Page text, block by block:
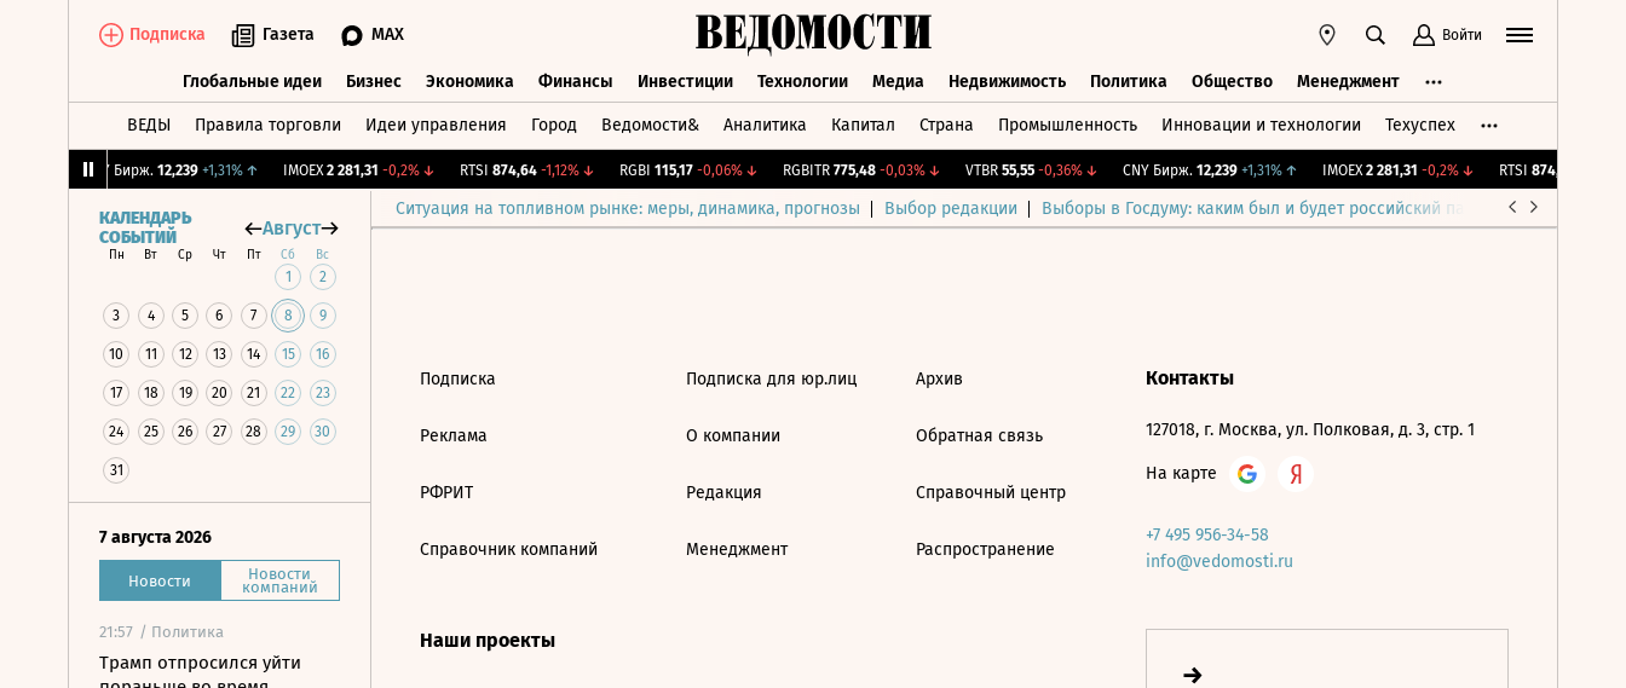
Подписка Газета MAX Войти
Глобальные идеи Бизнес Экономика Финансы Инвестиции Технологии Медиа Недвижимость Политика Общество Менеджмент
ВЕДЫ Правила торговли Идеи управления Город Ведомости& Аналитика Капитал Страна Промышленность Инновации и технологии Техуспех
CNY Бирж. 12,239 +1,31%↑ IMOEX 2 281,31 -0,2%↓ RTSI 874,64 -1,12%↓ RGBI 115,17 -0,06%↓ RGBITR 775,48 -0,03%↓ VTBR 55,55 -0,36%↓ CNY Бирж. 12,239 +1,31%↑ IMOEX 2 281,31 -0,2%↓ RTSI 874,64
Ситуация на топливном рынке: меры, динамика, прогнозы Выбор редакции Выборы в Госдуму: каким был и будет российский парламент
КАЛЕНДАРЬ
СОБЫТИЙ
Август
Пн Вт Ср Чт Пт Сб Вс
1 2
3 4 5 6 7 8 9
10 11 12 13 14 15 16
17 18 19 20 21 22 23
24 25 26 27 28 29 30
31
7 августа 2026
Новости Новости
компаний
21:57 / Политика
Трамп отпросился уйти
Подписка
Реклама
РФРИТ
Справочник компаний
Подписка для юр.лиц
О компании
Редакция
Менеджмент
Архив
Обратная связь
Справочный центр
Распространение
Наши проекты
Контакты
127018, г. Москва, ул. Полковая, д. 3, стр. 1
На карте
+7 495 956-34-58
info@vedomosti.ru